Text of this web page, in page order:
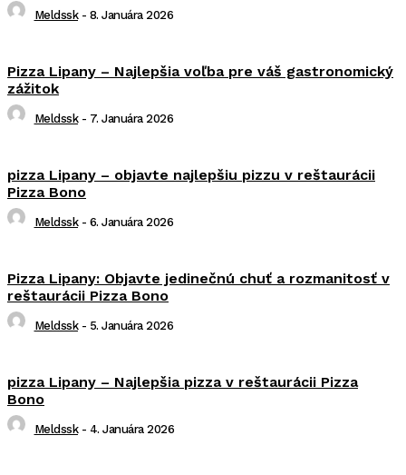
Meldssk - 8. Januára 2026
Pizza Lipany – Najlepšia voľba pre váš gastronomický
zážitok
Meldssk - 7. Januára 2026
pizza Lipany – objavte najlepšiu pizzu v reštaurácii
Pizza Bono
Meldssk - 6. Januára 2026
Pizza Lipany: Objavte jedinečnú chuť a rozmanitosť v
reštaurácii Pizza Bono
Meldssk - 5. Januára 2026
pizza Lipany – Najlepšia pizza v reštaurácii Pizza
Bono
Meldssk - 4. Januára 2026